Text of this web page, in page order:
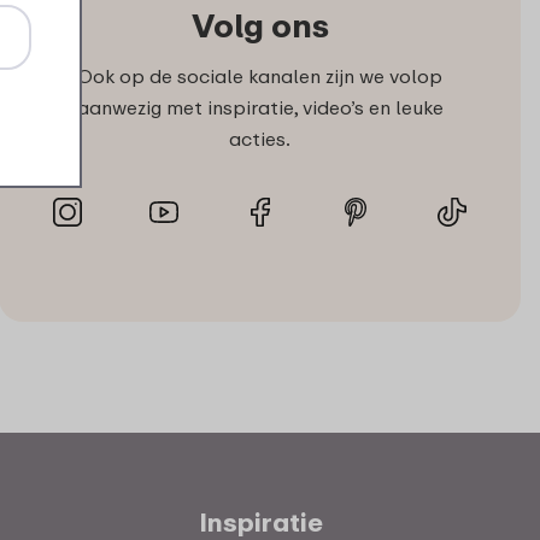
Volg ons
Ook op de sociale kanalen zijn we volop
aanwezig met inspiratie, video’s en leuke
acties.
Inspiratie